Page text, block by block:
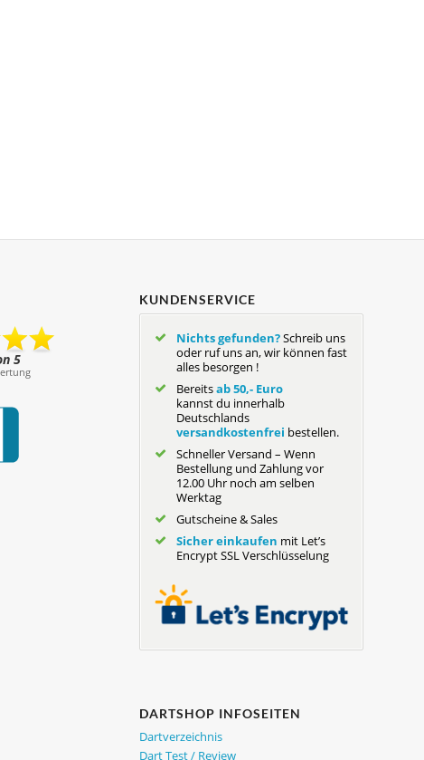
KUNDENSERVICE
Nichts gefunden?Schreib uns
oder ruf uns an, wir können fast
alles besorgen !
Bereitsab 50,- Euro
kannst du innerhalb
Deutschlands
versandkostenfrei bestellen.
Schneller Versand – Wenn
Bestellung und Zahlung vor
12.00 Uhr noch am selben
Werktag
Gutscheine & Sales
Sicher einkaufen mit Let’s
Encrypt SSL Verschlüsselung
DARTSHOP INFOSEITEN
Dartverzeichnis
Dart Test / Review